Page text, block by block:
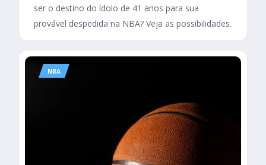
ser o destino do ídolo de 41 anos para sua
provável despedida na NBA? Veja as possibilidades.
NBA